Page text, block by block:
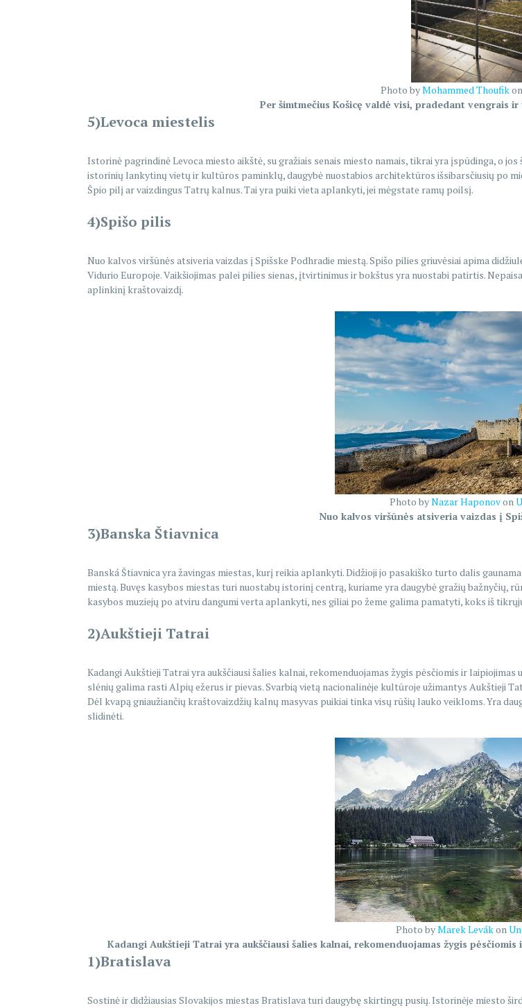
Photo byMohammed Thoufikon
Per šimtmečius Košicę valdė visi, pradedant vengrais
5)Levoca miestelis
Istorinė pagrindinė Levoca miesto aikštė, su gražiais senais miesto namais, tikrai yra įspūdinga, o
istorinių lankytinų vietų ir kultūros paminklų, daugybė nuostabios architektūros išsibarsčiusių po
Špio pilį ar vaizdingus Tatrų kalnus. Tai yra puiki vieta aplankyti, jei mėgstate ramų poilsį.
4)Spišo pilis
Nuo kalvos viršūnės atsiveria vaizdas į Spišske Podhradie miestą. Spišo pilies griuvėsiai apima
Vidurio Europoje. Vaikšiojimas palei pilies sienas, įtvirtinimus ir bokštus yra nuostabi patirtis.
aplinkinį kraštovaizdį.
Photo byNazar Haponovon
Nuo kalvos viršūnės atsiveria vaizdas į
3)Banska Štiavnica
Banská Štiavnica yra žavingas miestas, kurį reikia aplankyti. Didžioji jo pasakiško turto dalis
miestą. Buvęs kasybos miestas turi nuostabų istorinį centrą, kuriame yra daugybė gražių bažnyčių,
kasybos muziejų po atviru dangumi verta aplankyti, nes giliai po žeme galima pamatyti, koks iš
2)Aukštieji Tatrai
Kadangi Aukštieji Tatrai yra aukščiausi šalies kalnai, rekomenduojamas žygis pėsčiomis ir
slėnių galima rasti Alpių ežerus ir pievas. Svarbią vietą nacionalinėje kultūroje užimantys Aukštieji
Dėl kvapą gniaužiančių kraštovaizdžių kalnų masyvas puikiai tinka visų rūšių lauko veikloms. Yra
slidinėti.
Photo byMarek Levákon
Kadangi Aukštieji Tatrai yra aukščiausi šalies kalnai, rekomenduojamas žygis
1)Bratislava
Sostinė ir didžiausias Slovakijos miestas Bratislava turi daugybę skirtingų pusių. Istorinėje miesto